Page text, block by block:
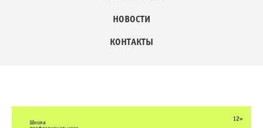
НОВОСТИ
КОНТАКТЫ